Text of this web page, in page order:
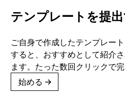
テンプレートを提
ご自身で作成したテンプレー
すると、おすすめとして紹介
ます。たった数回クリックで完
始める →